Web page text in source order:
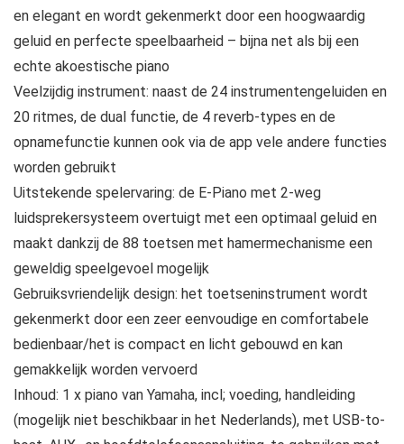
en elegant en wordt gekenmerkt door een hoogwaardig
geluid en perfecte speelbaarheid – bijna net als bij een
echte akoestische piano
Veelzijdig instrument: naast de 24 instrumentengeluiden en
20 ritmes, de dual functie, de 4 reverb-types en de
opnamefunctie kunnen ook via de app vele andere functies
worden gebruikt
Uitstekende spelervaring: de E-Piano met 2-weg
luidsprekersysteem overtuigt met een optimaal geluid en
maakt dankzij de 88 toetsen met hamermechanisme een
geweldig speelgevoel mogelijk
Gebruiksvriendelijk design: het toetseninstrument wordt
gekenmerkt door een zeer eenvoudige en comfortabele
bedienbaar/het is compact en licht gebouwd en kan
gemakkelijk worden vervoerd
Inhoud: 1 x piano van Yamaha, incl; voeding, handleiding
(mogelijk niet beschikbaar in het Nederlands), met USB-to-